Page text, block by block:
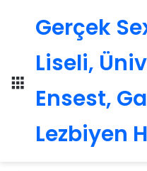
Gerçek
Liseli,
Ensest,
Lezbiyen